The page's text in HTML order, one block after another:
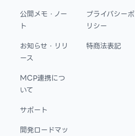
公開メモ・ノー
ト
お知らせ・リリ
ース
MCP連携につ
いて
サポート
開発ロードマッ
プライバシーポ
リシー
特商法表記